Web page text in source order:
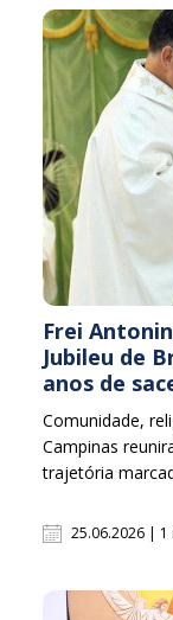
Frei
Jubileu de
anos de
Comunidade,
Campinas
trajetória
25.06.2026 |